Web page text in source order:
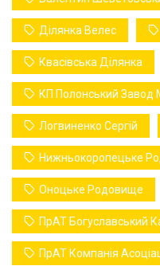
Ділянка Велес
Квасівська Ділянка
КП Полонський Завод
Логвиненко Сергій
Нижньокоропецьке
Оноцьке Родовище
ПрАТ Богуславський
ПрАТ Компанія